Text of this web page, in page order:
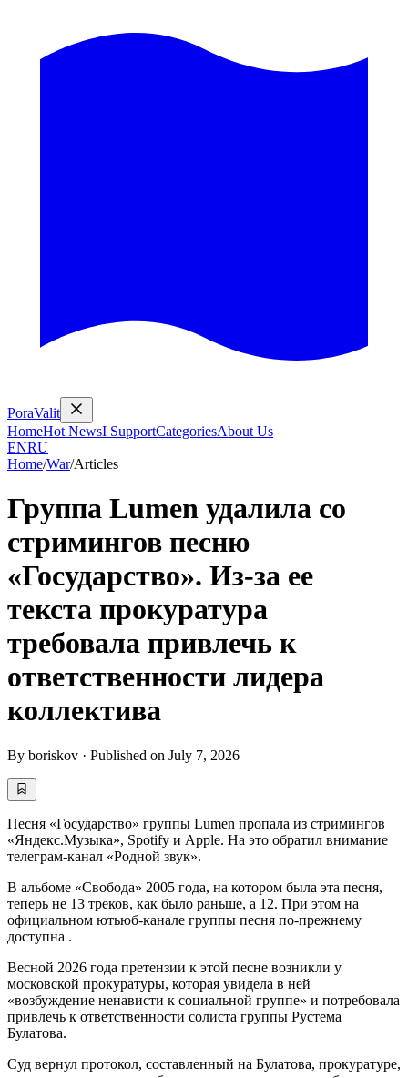
PoraValit
HomeHot NewsI SupportCategoriesAbout Us
ENRU
Home/War/Articles
Группа Lumen удалила со
стримингов песню
«Государство». Из-за ее
текста прокуратура
требовала привлечь к
ответственности лидера
коллектива
By boriskov · Published on July 7, 2026
Песня «Государство» группы Lumen пропала из стримингов
«Яндекс.Музыка», Spotify и Apple. На это обратил внимание
телеграм-канал «Родной звук».
В альбоме «Свобода» 2005 года, на котором была эта песня,
теперь не 13 треков, как было раньше, а 12. При этом на
официальном ютьюб-канале группы песня по-прежнему
доступна .
Весной 2026 года претензии к этой песне возникли у
московской прокуратуры, которая увидела в ней
«возбуждение ненависти к социальной группе» и потребовала
привлечь к ответственности солиста группы Рустема
Булатова.
Суд вернул протокол, составленный на Булатова, прокуратуре,